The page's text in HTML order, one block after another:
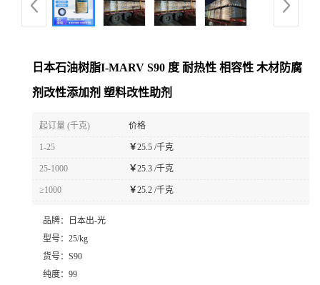
日本石油树脂I-MARV S90 度 耐热性 相容性 木材防腐
剂改性添加剂 塑料改性助剂
起订量 (千克) 价格
1-25 ￥25.5 /千克
25-1000 ￥25.3 /千克
≥1000 ￥25.2 /千克
品牌：
日本出-光
型号： 25/kg
货号： S90
纯度： 99